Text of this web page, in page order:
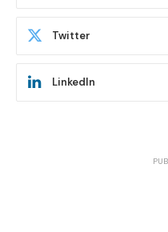
Twitter
LinkedIn